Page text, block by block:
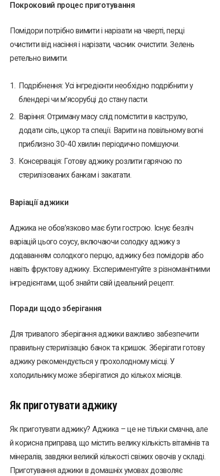
Покроковий процес приготування
Помідори потрібно вимити і нарізати на чверті, перці
очистити від насіння і нарізати, часник очистити. Зелень
ретельно вимити.
Подрібнення: Усі інгредієнти необхідно подрібнити у
блендері чи м’ясорубці до стану пасти.
Варіння: Отриману масу слід помістити в каструлю,
додати сіль, цукор та спеції. Варити на повільному вогні
приблизно 30-40 хвилин періодично помішуючи.
Консервація: Готову аджику розлити гарячою по
стерилізованих банкам і закатати.
Варіації аджики
Аджика не обов’язково має бути гострою. Існує безліч
варіацій цього соусу, включаючи солодку аджику з
додаванням солодкого перцю, аджику без помідорів або
навіть фруктову аджику. Експериментуйте з різноманітними
інгредієнтами, щоб знайти свій ідеальний рецепт.
Поради щодо зберігання
Для тривалого зберігання аджики важливо забезпечити
правильну стерилізацію банок та кришок. Зберігати готову
аджику рекомендується у прохолодному місці. У
холодильнику може зберігатися до кількох місяців.
Як приготувати аджику
Як приготувати аджику? Аджика – це не тільки смачна, але
й корисна приправа, що містить велику кількість вітамінів та
мінералів, завдяки великій кількості свіжих овочів у складі.
Приготування аджики в домашніх умовах дозволяє